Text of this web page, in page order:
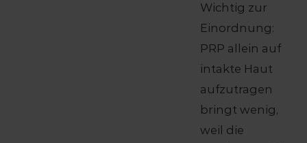
Wichtig zur
Einordnung:
PRP allein auf
intakte Haut
aufzutragen
bringt wenig,
weil die